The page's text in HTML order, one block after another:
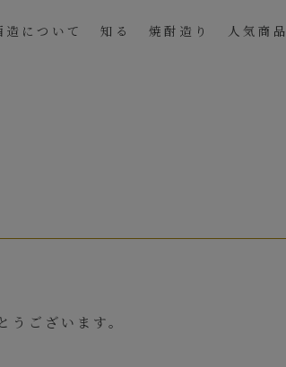
造について 知る 焼酎造り 人気商品
ございます。